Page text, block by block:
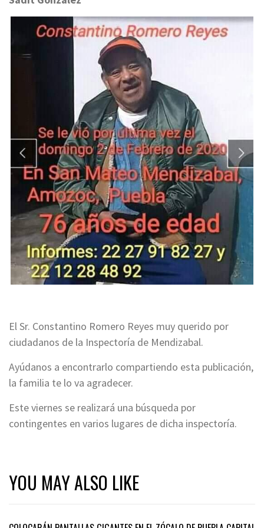
El Sr. Constantino Romero Reyes muy querido por
ciudadanos de la Inspectoría de Mendizabal.
Ayúdanos a encontrarlo compartiendo esta publicación,
la familia te lo va agradecer.
Este viernes se realizará una búsqueda por
contingentes en varios lugares de dicha inspectoría.
YOU MAY ALSO LIKE